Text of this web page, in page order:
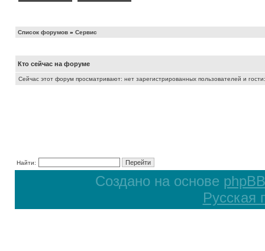
Список форумов » Сервис
Кто сейчас на форуме
Сейчас этот форум просматривают: нет зарегистрированных пользователей и
Найти:
Создано на основе phpBB
Русская